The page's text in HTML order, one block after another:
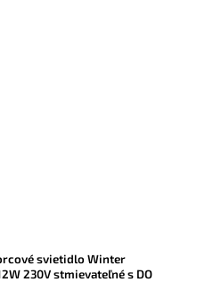
svietidlo Winter
230V stmievateľné s DO